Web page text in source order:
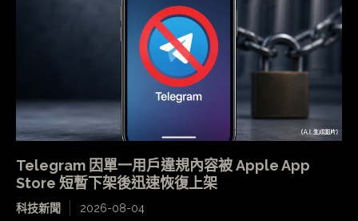
Telegram 因單一用戶違規內容被 Apple App
Store 短暫下架後迅速恢復上架
科技新聞 2026-08-04